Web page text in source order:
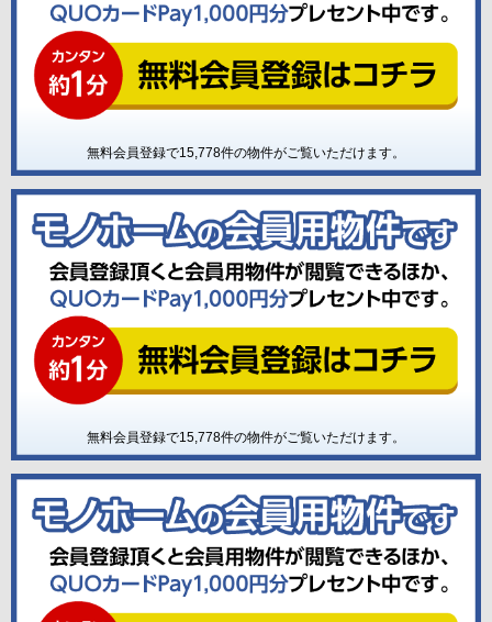
無料会員登録で15,778件の物件がご覧いただけます。
無料会員登録で15,778件の物件がご覧いただけます。